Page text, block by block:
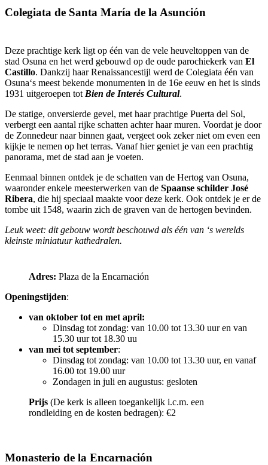
Colegiata de Santa María de la Asunción
Deze prachtige kerk ligt op één van de vele heuveltoppen van de
stad Osuna en het werd gebouwd op de oude parochiekerk van El
Castillo. Dankzij haar Renaissancestijl werd de Colegiata één van
Osuna‘s meest bekende monumenten in de 16e eeuw en het is sinds
1931 uitgeroepen tot Bien de Interés Cultural.
De statige, onversierde gevel, met haar prachtige Puerta del Sol,
verbergt een aantal rijke schatten achter haar muren. Voordat je door
de Zonnedeur naar binnen gaat, vergeet ook zeker niet om even een
kijkje te nemen op het terras. Vanaf hier geniet je van een prachtig
panorama, met de stad aan je voeten.
Eenmaal binnen ontdek je de schatten van de Hertog van Osuna,
waaronder enkele meesterwerken van de Spaanse schilder José
Ribera, die hij speciaal maakte voor deze kerk. Ook ontdek je er de
tombe uit 1548, waarin zich de graven van de hertogen bevinden.
Leuk weet: dit gebouw wordt beschouwd als één van ‘s werelds
kleinste miniatuur kathedralen.
Adres: Plaza de la Encarnación
Openingstijden:
van oktober tot en met april:
Dinsdag tot zondag: van 10.00 tot 13.30 uur en van
15.30 uur tot 18.30 uu
van mei tot september:
Dinsdag tot zondag: van 10.00 tot 13.30 uur, en vanaf
16.00 tot 19.00 uur
Zondagen in juli en augustus: gesloten
Prijs (De kerk is alleen toegankelijk i.c.m. een
rondleiding en de kosten bedragen): €2
Monasterio de la Encarnación